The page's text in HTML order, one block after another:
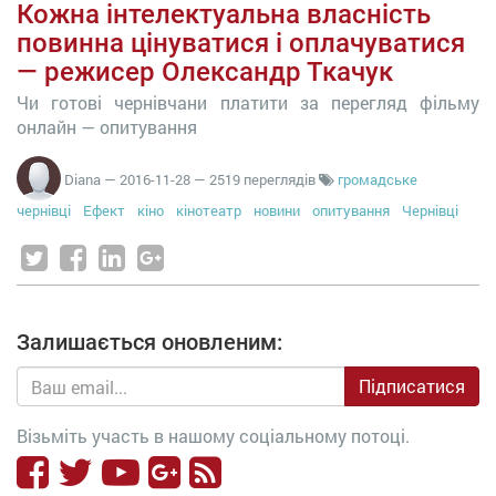
Кожна інтелектуальна власність
повинна цінуватися і оплачуватися
— режисер Олександр Ткачук
Чи готові чернівчани платити за перегляд фільму
онлайн — опитування
Diana — 2016-11-28 — 2519 переглядів
громадське
чернівці
Ефект кіно кінотеатр новини опитування Чернівці
Залишається оновленим:
Підписатися
Візьміть участь в нашому соціальному потоці.